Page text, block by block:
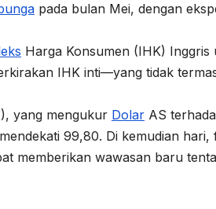
pada bulan Mei, dengan
Harga Konsumen (IHK)
IHK inti—yang tidak
yang mengukur Dolar AS
99,80. Di kemudian
memberikan wawasan baru